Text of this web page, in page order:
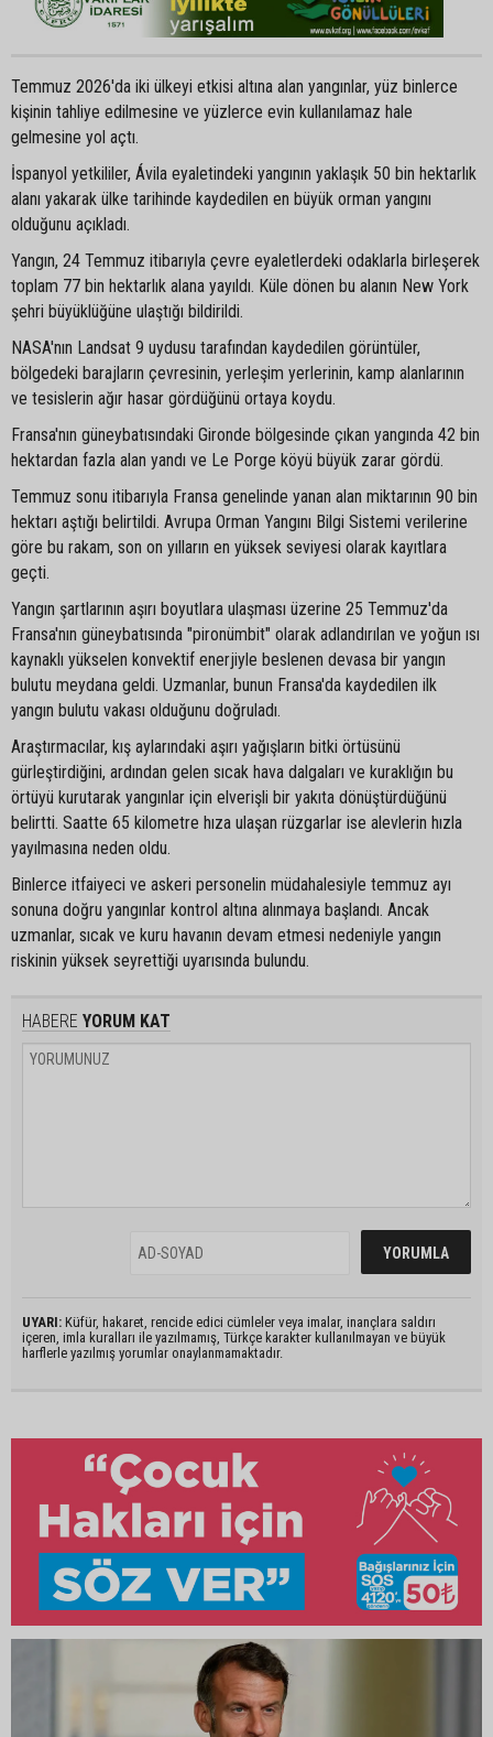
Temmuz 2026'da iki ülkeyi etkisi altına alan yangınlar, yüz binlerce
kişinin tahliye edilmesine ve yüzlerce evin kullanılamaz hale
gelmesine yol açtı.
İspanyol yetkililer, Ávila eyaletindeki yangının yaklaşık 50 bin hektarlık
alanı yakarak ülke tarihinde kaydedilen en büyük orman yangını
olduğunu açıkladı.
Yangın, 24 Temmuz itibarıyla çevre eyaletlerdeki odaklarla birleşerek
toplam 77 bin hektarlık alana yayıldı. Küle dönen bu alanın New York
şehri büyüklüğüne ulaştığı bildirildi.
NASA'nın Landsat 9 uydusu tarafından kaydedilen görüntüler,
bölgedeki barajların çevresinin, yerleşim yerlerinin, kamp alanlarının
ve tesislerin ağır hasar gördüğünü ortaya koydu.
Fransa'nın güneybatısındaki Gironde bölgesinde çıkan yangında 42 bin
hektardan fazla alan yandı ve Le Porge köyü büyük zarar gördü.
Temmuz sonu itibarıyla Fransa genelinde yanan alan miktarının 90 bin
hektarı aştığı belirtildi. Avrupa Orman Yangını Bilgi Sistemi verilerine
göre bu rakam, son on yılların en yüksek seviyesi olarak kayıtlara
geçti.
Yangın şartlarının aşırı boyutlara ulaşması üzerine 25 Temmuz'da
Fransa'nın güneybatısında "pironümbit" olarak adlandırılan ve yoğun ısı
kaynaklı yükselen konvektif enerjiyle beslenen devasa bir yangın
bulutu meydana geldi. Uzmanlar, bunun Fransa'da kaydedilen ilk
yangın bulutu vakası olduğunu doğruladı.
Araştırmacılar, kış aylarındaki aşırı yağışların bitki örtüsünü
gürleştirdiğini, ardından gelen sıcak hava dalgaları ve kuraklığın bu
örtüyü kurutarak yangınlar için elverişli bir yakıta dönüştürdüğünü
belirtti. Saatte 65 kilometre hıza ulaşan rüzgarlar ise alevlerin hızla
yayılmasına neden oldu.
Binlerce itfaiyeci ve askeri personelin müdahalesiyle temmuz ayı
sonuna doğru yangınlar kontrol altına alınmaya başlandı. Ancak
uzmanlar, sıcak ve kuru havanın devam etmesi nedeniyle yangın
riskinin yüksek seyrettiği uyarısında bulundu.
HABERE YORUM KAT
UYARI: Küfür, hakaret, rencide edici cümleler veya imalar, inançlara saldırı
içeren, imla kuralları ile yazılmamış, Türkçe karakter kullanılmayan ve büyük
harflerle yazılmış yorumlar onaylanmamaktadır.